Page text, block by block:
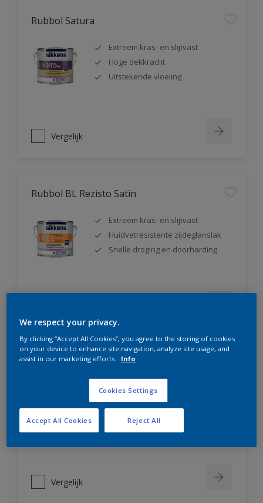
Rubbol Satura
Extreem kras- en slijtvast
Hoge dekkracht
Uitstekende vloeiing
Vergelijk
Rubbol BL Rezisto Satin
Extreem kras- en slijtvast
Huidvetresistente zijdeglanslak
Snelle droging en doorharding
Rubbol BL Rezisto Mat
Extreem kras- en slijtvast
Huidvetresistente matte lak
Snelle droging en doorharding
Vergelijk
We respect your privacy.
By clicking “Accept All Cookies”, you agree to the storing of cookies
on your device to enhance site navigation, analyze site usage, and
assist in our marketing efforts.
Info
Cookies Settings
Reject All
Accept All Cookies